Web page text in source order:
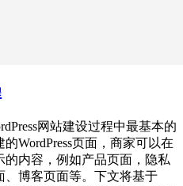
网站建设过程中最基本的
WordPress页面，商家可以在
内容，例如产品页面，隐私
、博客页面等。下文将基于